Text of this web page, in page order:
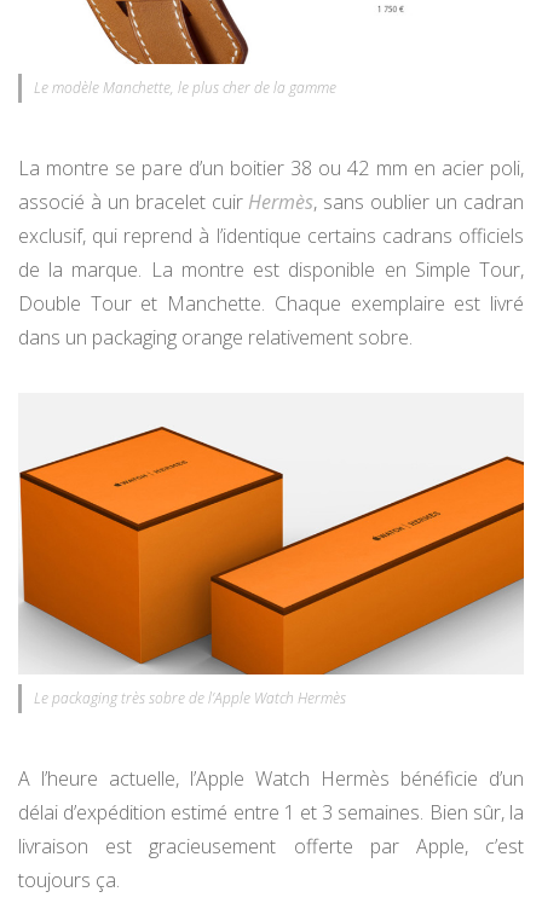
Le modèle Manchette, le plus cher de la gamme
La montre se pare d’un boitier 38 ou 42 mm en acier poli,
associé à un bracelet cuir Hermès, sans oublier un cadran
exclusif, qui reprend à l’identique certains cadrans officiels
de la marque. La montre est disponible en Simple Tour,
Double Tour et Manchette. Chaque exemplaire est livré
dans un packaging orange relativement sobre.
Le packaging très sobre de l’Apple Watch Hermès
A l’heure actuelle, l’Apple Watch Hermès bénéficie d’un
délai d’expédition estimé entre 1 et 3 semaines. Bien sûr, la
livraison est gracieusement offerte par Apple, c’est
toujours ça.